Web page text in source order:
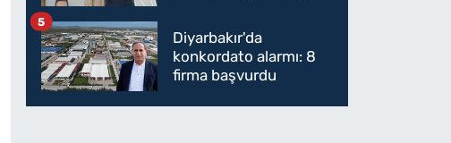
Parti'ye mi geçecek?
Diyarbakır'da
konkordato alarmı: 8
firma başvurdu
5